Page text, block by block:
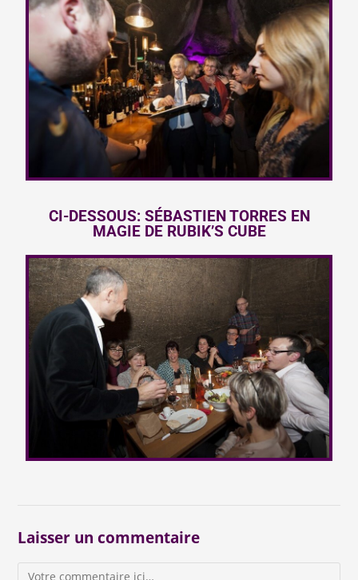
CI-DESSOUS: SÉBASTIEN TORRES EN
MAGIE DE RUBIK’S CUBE
Laisser un commentaire